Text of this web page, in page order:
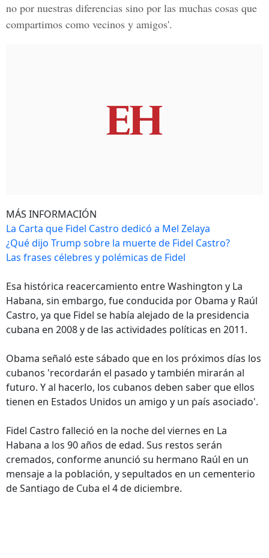
no por nuestras diferencias sino por las muchas cosas que
compartimos como vecinos y amigos'.
MÁS INFORMACIÓN
La Carta que Fidel Castro dedicó a Mel Zelaya
¿Qué dijo Trump sobre la muerte de Fidel Castro?
Las frases célebres y polémicas de Fidel
Esa histórica reacercamiento entre Washington y La
Habana, sin embargo, fue conducida por Obama y Raúl
Castro, ya que Fidel se había alejado de la presidencia
cubana en 2008 y de las actividades políticas en 2011.
Obama señaló este sábado que en los próximos días los
cubanos 'recordarán el pasado y también mirarán al
futuro. Y al hacerlo, los cubanos deben saber que ellos
tienen en Estados Unidos un amigo y un país asociado'.
Fidel Castro falleció en la noche del viernes en La
Habana a los 90 años de edad. Sus restos serán
cremados, conforme anunció su hermano Raúl en un
mensaje a la población, y sepultados en un cementerio
de Santiago de Cuba el 4 de diciembre.